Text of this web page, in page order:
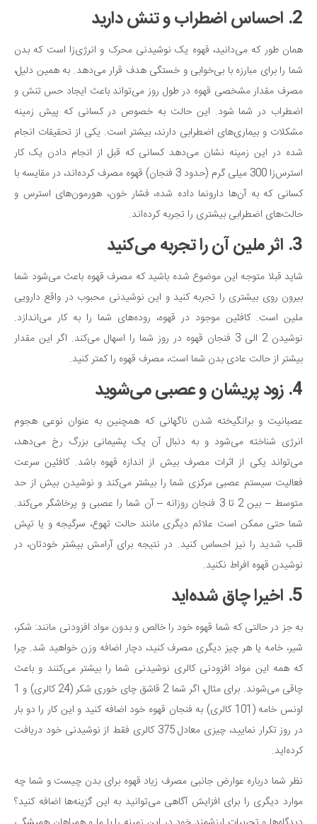
اخبار
2. احساس اضطراب و تنش دارید
همان طور که می‌دانید، قهوه یک نوشیدنی محرک و انرژی‌زا است که بدن
شما را برای مبارزه با بی‌خوابی و خستگی هدف قرار می‌دهد. به همین دلیل،
مصرف مقدار مشخصی قهوه در طول روز می‌تواند باعث ایجاد حس تنش و
اضطراب در شما شود. این حالت به خصوص در کسانی که پیش زمینه
مشکلات و بیماری‌های اضطرابی دارند، بیشتر است. یکی از تحقیقات انجام
شده در این زمینه نشان می‌دهد کسانی که قبل از انجام دادن یک کار
استرس‌زا 300 میلی گرم (حدود 3 فنجان) قهوه مصرف کرده‌اند، در مقایسه با
کسانی که به آن‌ها دارونما داده شده، فشار خون، هورمون‌های استرس و
حالت‌های اضطرابی بیشتری را تجربه کرده‌اند.
3. اثر ملین آن را تجربه می‌کنید
شاید قبلا متوجه این موضوع شده باشید که مصرف قهوه باعث می‌شود شما
بیرون روی بیشتری را تجربه کنید و این نوشیدنی محبوب در واقع دارویی
ملین است. کافئین موجود در قهوه، روده‌های شما را به کار می‌اندازد.
نوشیدن 2 الی 3 فنجان قهوه در روز شما را اسهال می‌کند. اگر این مقدار
بیشتر از حالت عادی بدن شما است، مصرف قهوه را کمتر کنید.
4. زود پریشان و عصبی می‌شوید
عصبانیت و برانگیخته شدن ناگهانی که همچنین به عنوان نوعی هجوم
انرژی شناخته می‌شود و به دنبال آن یک پشیمانی بزرگ رخ می‌دهد،
می‌تواند یکی از اثرات مصرف بیش از اندازه قهوه باشد. کافئین سرعت
فعالیت سیستم عصبی مرکزی شما را بیشتر می‌کند و نوشیدن بیش از حد
متوسط – بین 2 تا 3 فنجان روزانه – آن شما را عصبی و پرخاشگر می‌کند.
شما حتی ممکن است علائم دیگری مانند حالت تهوع، سرگیجه و یا تپش
قلب شدید را نیز احساس کنید. در نتیجه برای آرامش بیشتر خودتان، در
نوشیدن قهوه افراط نکنید.
5. اخیرا چاق شده‌اید
به جز در حالتی که شما قهوه خود را خالص و بدون مواد افزودنی مانند: شکر،
شیر، خامه یا هر چیز دیگری مصرف کنید، دچار اضافه وزن خواهید شد. چرا
که همه این مواد افزودنی کالری نوشیدنی شما را بیشتر می‌کنند و باعث
چاقی می‌شوند. برای مثال، اگر شما 2 قاشق چای خوری شکر (24 کالری) و 1
اونس خامه (101 کالری) به فنجان قهوه خود اضافه کنید و این کار را دو بار
در روز تکرار نمایید، چیزی معادل 375 کالری فقط از نوشیدنی خود دریافت
کرده‌اید.
نظر شما درباره عوارض جانبی مصرف زیاد قهوه برای بدن چیست و شما چه
موارد دیگری را برای افزایش آگاهی می‌توانید به این گزینه‌ها اضافه کنید؟